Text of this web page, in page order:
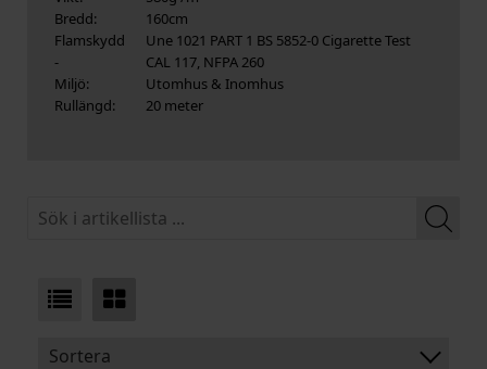
Bredd:
160cm
Flamskydd
Une 1021 PART 1 BS 5852-0 Cigarette Test
-
CAL 117, NFPA 260
Miljö:
Utomhus & Inomhus
Rullängd:
20 meter
Sortera